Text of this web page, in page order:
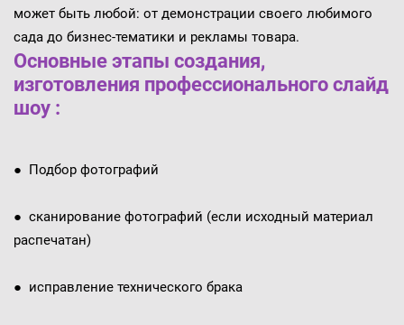
может быть любой: от демонстрации своего любимого
сада до бизнес-тематики и рекламы товара.
Основные этапы создания,
изготовления профессионального слайд
шоу :
● Подбор фотографий
● сканирование фотографий (если исходный материал
распечатан)
● исправление технического брака